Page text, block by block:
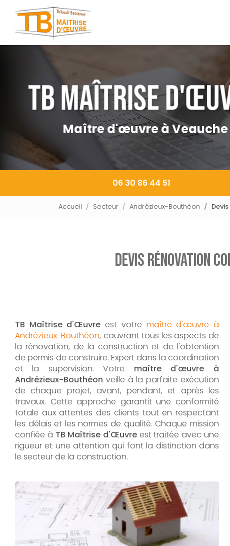
contenu
principal
Maître d'œuvre à Veauche
06 30 86 44 51
Accueil Secteur Andrézieux-Bouthéon
Devis rénovation
TB Maîtrise d'Œuvre est votre maître d'œuvre à
Andrézieux-Bouthéon, couvrant tous les aspects de
la rénovation, de la construction et de l'obtention
de permis de construire. Expert dans la coordination
et la supervision. Votre maître d'œuvre à
Andrézieux-Bouthéon veille à la parfaite exécution
de chaque projet, avant, pendant, et après les
travaux. Cette approche garantit une conformité
totale aux attentes des clients tout en respectant
les délais et les normes de qualité. Chaque mission
confiée à TB Maîtrise d'Œuvre est traitée avec une
rigueur et une attention qui font la distinction dans
le secteur de la construction.